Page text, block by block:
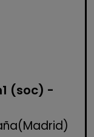
(soc) -